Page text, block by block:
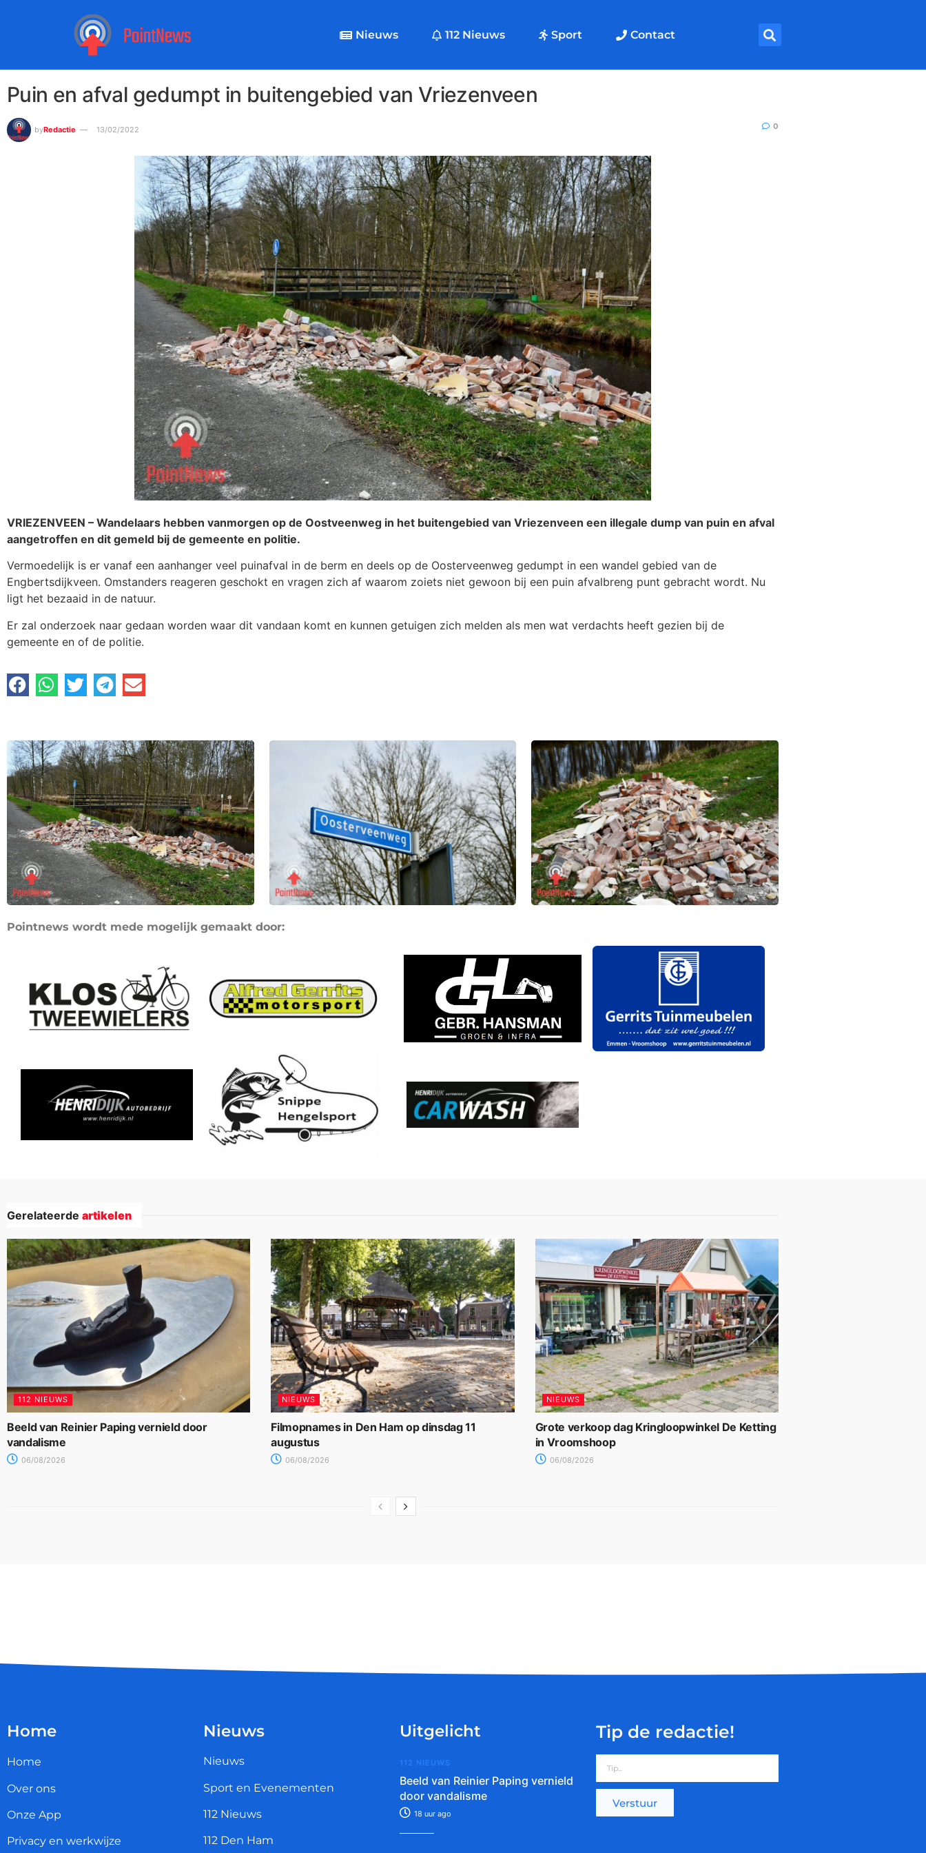
Nieuws 112 Nieuws Sport Contact
Puin en afval gedumpt in buitengebied van Vriezenveen
byRedactie 13/02/2022 0
VRIEZENVEEN – Wandelaars hebben vanmorgen op de Oostveenweg in het buitengebied van Vriezenveen een illegale dump van puin en afval
aangetroffen en dit gemeld bij de gemeente en politie.
Vermoedelijk is er vanaf een aanhanger veel puinafval in de berm en deels op de Oosterveenweg gedumpt in een wandel gebied van de
Engbertsdijkveen. Omstanders reageren geschokt en vragen zich af waarom zoiets niet gewoon bij een puin afvalbreng punt gebracht wordt. Nu
ligt het bezaaid in de natuur.
Er zal onderzoek naar gedaan worden waar dit vandaan komt en kunnen getuigen zich melden als men wat verdachts heeft gezien bij de
gemeente en of de politie.
Pointnews wordt mede mogelijk gemaakt door:
Gerelateerde artikelen
112 NIEUWS
Beeld van Reinier Paping vernield door
vandalisme
06/08/2026
NIEUWS
Filmopnames in Den Ham op dinsdag 11
augustus
06/08/2026
NIEUWS
Grote verkoop dag Kringloopwinkel De Ketting
in Vroomshoop
06/08/2026
Home
Home
Over ons
Onze App
Privacy en werkwijze
Nieuws
Nieuws
Sport en Evenementen
112 Nieuws
112 Den Ham
Uitgelicht
112 NIEUWS
Beeld van Reinier Paping vernield
door vandalisme
18 uur ago
Tip de redactie!
Verstuur